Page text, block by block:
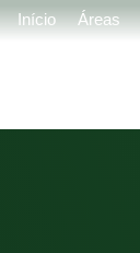
Início Áreas